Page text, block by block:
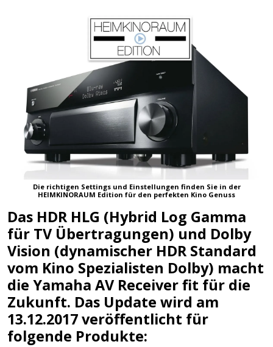
Die richtigen Settings und Einstellungen finden Sie in der
HEIMKINORAUM Edition für den perfekten Kino Genuss
Das HDR HLG (Hybrid Log Gamma
für TV Übertragungen) und Dolby
Vision (dynamischer HDR Standard
vom Kino Spezialisten Dolby) macht
die Yamaha AV Receiver fit für die
Zukunft. Das Update wird am
13.12.2017 veröffentlicht für
folgende Produkte: